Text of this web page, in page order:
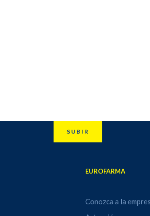
SUBIR
EUROFARMA
Conozca a la